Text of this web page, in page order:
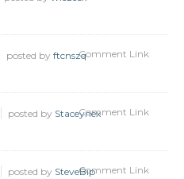
posted by ftcnszqComment Link
posted by StaceynexComment Link
posted by SteveBipComment Link